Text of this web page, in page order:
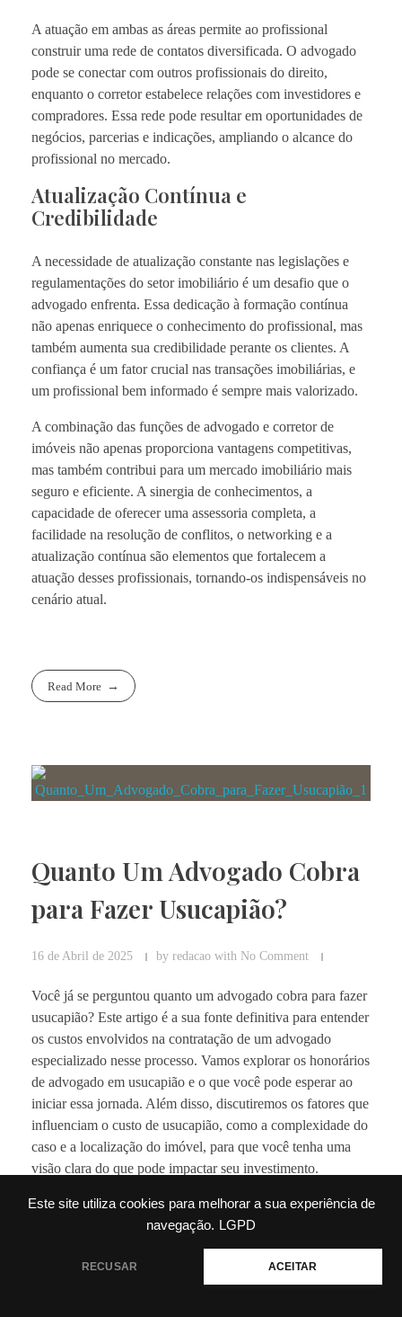
Este site utiliza cookies para melhorar a sua experiência de
navegação. LGPD
RECUSAR ACEITAR
A atuação em ambas as áreas permite ao profissional
construir uma rede de contatos diversificada. O advogado
pode se conectar com outros profissionais do direito,
enquanto o corretor estabelece relações com investidores e
compradores. Essa rede pode resultar em oportunidades de
negócios, parcerias e indicações, ampliando o alcance do
profissional no mercado.
Atualização Contínua e
Credibilidade
A necessidade de atualização constante nas legislações e
regulamentações do setor imobiliário é um desafio que o
advogado enfrenta. Essa dedicação à formação contínua
não apenas enriquece o conhecimento do profissional, mas
também aumenta sua credibilidade perante os clientes. A
confiança é um fator crucial nas transações imobiliárias, e
um profissional bem informado é sempre mais valorizado.
A combinação das funções de advogado e corretor de
imóveis não apenas proporciona vantagens competitivas,
mas também contribui para um mercado imobiliário mais
seguro e eficiente. A sinergia de conhecimentos, a
capacidade de oferecer uma assessoria completa, a
facilidade na resolução de conflitos, o networking e a
atualização contínua são elementos que fortalecem a
atuação desses profissionais, tornando-os indispensáveis no
cenário atual.
Read More
Quanto Um Advogado Cobra
para Fazer Usucapião?
16 de Abril de 2025 by redacao with No Comment
Você já se perguntou quanto um advogado cobra para fazer
usucapião? Este artigo é a sua fonte definitiva para entender
os custos envolvidos na contratação de um advogado
especializado nesse processo. Vamos explorar os honorários
de advogado em usucapião e o que você pode esperar ao
iniciar essa jornada. Além disso, discutiremos os fatores que
influenciam o custo de usucapião, como a complexidade do
caso e a localização do imóvel, para que você tenha uma
visão clara do que pode impactar seu investimento.
A importância da assessoria jurídica em usucapião não pode
ser subestimada; contar com um profissional experiente
pode fazer toda a diferença no sucesso do seu processo. Por
fim, faremos uma comparação de custos entre contratar um